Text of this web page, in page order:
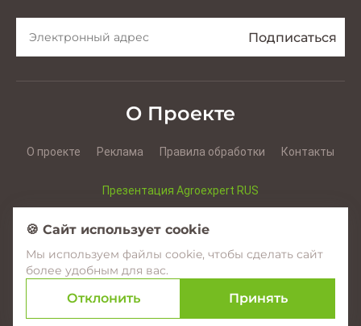
О Проекте
О проекте Реклама Правила обработки Контакты
Презентация Agroexpert RUS
Facebook YouTube Instagram
© 2017–2026 Agroexpert.md
🍪 Сайт использует cookie
Мы используем файлы cookie, чтобы сделать сайт
более удобным для вас.
Отклонить Принять